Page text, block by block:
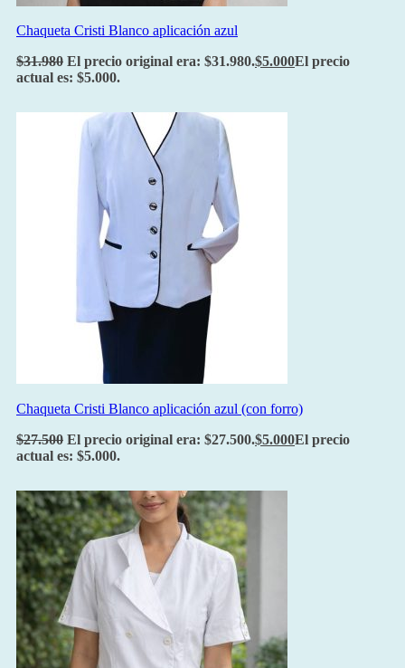
Chaqueta Cristi Blanco aplicación azul
$31.980 El precio original era: $31.980.$5.000El precio
actual es: $5.000.
Chaqueta Cristi Blanco aplicación azul (con forro)
$27.500 El precio original era: $27.500.$5.000El precio
actual es: $5.000.